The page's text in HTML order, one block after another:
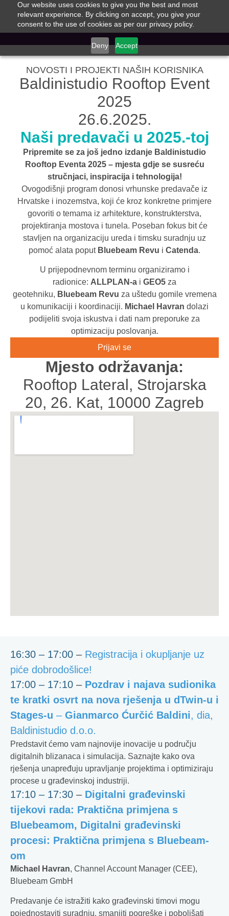
Our website uses cookies to give you the best and most
relevant experience. By clicking on accept, you give your
consent to the use of cookies as per our privacy policy.
Deny Accept
NOVOSTI I PROJEKTI NAŠIH KORISNIKA
Baldinistudio Rooftop Event
2025
26.6.2025.
Naši predavači u 2025.-toj
Pripremite se za još jedno izdanje Baldinistudio
Rooftop Eventa 2025 – mjesta gdje se susreću
stručnjaci, inspiracija i tehnologija!
Ovogodišnji program donosi vrhunske predavače iz
Hrvatske i inozemstva, koji će kroz konkretne primjere
govoriti o temama iz arhitekture, konstrukterstva,
projektiranja mostova i tunela. Poseban fokus bit će
stavljen na organizaciju ureda i timsku suradnju uz
pomoć alata poput Bluebeam Revu i Catenda.
U prijepodnevnom terminu organiziramo i
radionice: ALLPLAN-a i GEO5 za
geotehniku, Bluebeam Revu za uštedu gomile vremena
u komunikaciji i koordinaciji. Michael Havran dolazi
podijeliti svoja iskustva i dati nam preporuke za
optimizaciju poslovanja.
Prijavi se
Mjesto održavanja:
Rooftop Lateral, Strojarska
20, 26. Kat, 10000 Zagreb
16:30 – 17:00 – Registracija i okupljanje uz
piće dobrodošlice!
17:00 – 17:10 – Pozdrav i najava sudionika
te kratki osvrt na nova rješenja u dTwin-u i
Stages-u – Gianmarco Ćurčić Baldini, dia,
Baldinistudio d.o.o.
Predstavit ćemo vam najnovije inovacije u području
digitalnih blizanaca i simulacija. Saznajte kako ova
rješenja unapređuju upravljanje projektima i optimiziraju
procese u građevinskoj industriji.
17:10 – 17:30 – Digitalni građevinski
tijekovi rada: Praktična primjena s
Bluebeamom, Digitalni građevinski
procesi: Praktična primjena s Bluebeam-
om
Michael Havran, Channel Account Manager (CEE),
Bluebeam GmbH
Predavanje će istražiti kako građevinski timovi mogu
pojednostaviti suradnju, smanjiti pogreške i poboljšati